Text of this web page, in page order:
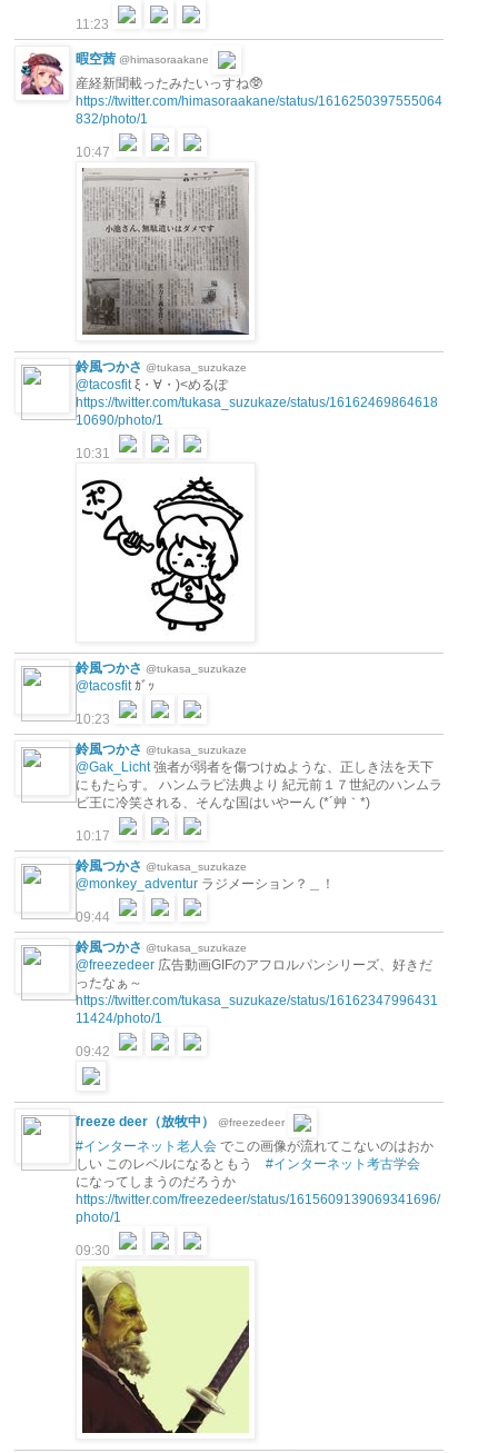
11:23
暇空茜 @himasoraakane
産経新聞載ったみたいっすね🥸
https://twitter.com/himasoraakane/status/1616250397555064
832/photo/1
10:47
鈴風つかさ @tukasa_suzukaze
@tacosfitξ・∀・)<めるぽ
https://twitter.com/tukasa_suzukaze/status/16162469864618
10690/photo/1
10:31
鈴風つかさ @tukasa_suzukaze
@tacosfitｶﾞｯ
10:23
鈴風つかさ @tukasa_suzukaze
@Gak_Licht強者が弱者を傷つけぬような、正しき法を天下
にもたらす。 ハンムラビ法典より 紀元前１７世紀のハンムラ
ビ王に冷笑される、そんな国はいやーん (*´艸｀*)
10:17
鈴風つかさ @tukasa_suzukaze
@monkey_adventur ラジメーション？＿！
09:44
鈴風つかさ @tukasa_suzukaze
@freezedeer 広告動画GIFのアフロルパンシリーズ、好きだ
ったなぁ～
https://twitter.com/tukasa_suzukaze/status/16162347996431
11424/photo/1
09:42
freeze deer（放牧中） @freezedeer
#インターネット老人会 でこの画像が流れてこないのはおか
しい このレベルになるともう #インターネット考古学会
になってしまうのだろうか
https://twitter.com/freezedeer/status/1615609139069341696/
photo/1
09:30